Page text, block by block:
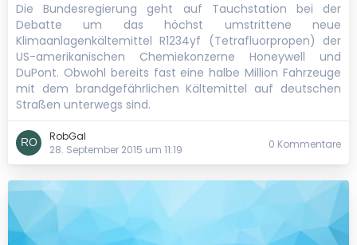
Die Bundesregierung geht auf Tauchstation bei der
Debatte um das höchst umstrittene neue
Klimaanlagenkältemittel R1234yf (Tetrafluorpropen) der
US-amerikanischen Chemiekonzerne Honeywell und
DuPont. Obwohl bereits fast eine halbe Million Fahrzeuge
mit dem brandgefährlichen Kältemittel auf deutschen
Straßen unterwegs sind.
RobGal
28. September 2015 um 11:19
0 Kommentare